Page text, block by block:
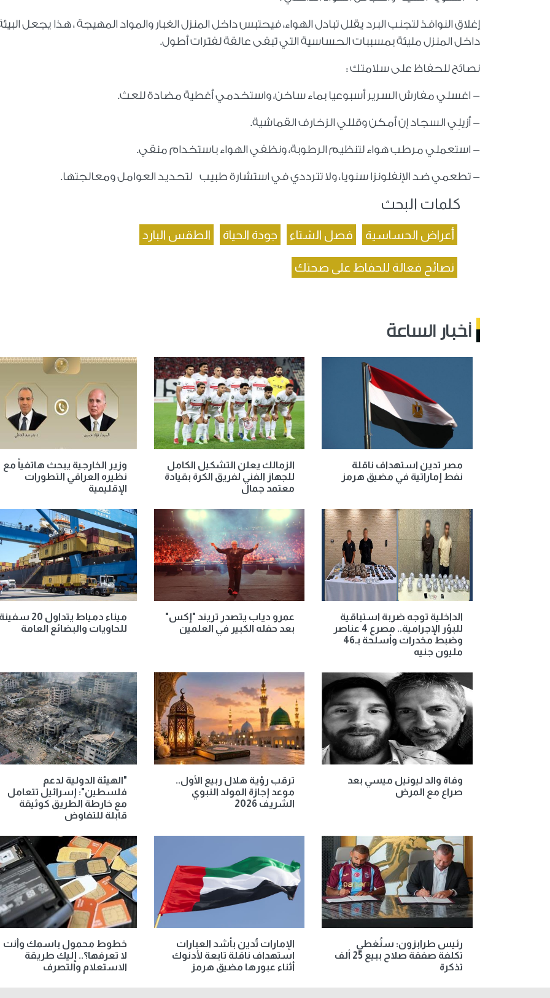
إغلاق النوافذ لتجنب البرد يقلل تبادل الهواء، فيحتبس داخل المنزل الغبار والمواد المهيجة ، هذا يجعل
داخل المنزل مليئة بمسببات الحساسية التي تبقى عالقة لفترات أطول.
نصائح للحفاظ على سلامتك :
- اغسلي مفارش السرير أسبوعيا بماء ساخن، واستخدمي أغطية مضادة للعث.
- أزيلِي السجاد إن أمكن وقللي الزخارف القماشية.
- استعملي مرطب هواء لتنظيم الرطوبة، ونظفي الهواء باستخدام منقي.
- تطعمي ضد الإنفلونزا سنويا، ولا تترددي في استشارة طبيب لتحديد العوامل ومعالجتها.
كلمات البحث
أعراض الحساسية فصل الشتاء جودة الحياة الطقس البارد
نصائح فعالة للحفاظ على صحتك
أخبار الساعة
مصر تدين استهداف ناقلة
نفط إماراتية في مضيق هرمز
الزمالك يعلن التشكيل الكامل
للجهاز الفني لفريق الكرة بقيادة
معتمد جمال
وزير الخارجية يبحث هاتفياً مع
نظيره العراقي التطورات
الإقليمية
الداخلية توجه ضربة استباقية
للبؤر الإجرامية.. مصرع 4 عناصر
وضبط مخدرات وأسلحة بـ46
مليون جنيه
عمرو دياب يتصدر تريند "إكس"
بعد حفله الكبير في العلمين
ميناء دمياط يتداول 20
للحاويات والبضائع العامة
وفاة والد ليونيل ميسي بعد
صراع مع المرض
ترقب رؤية هلال ربيع الأول..
موعد إجازة المولد النبوي
الشريف 2026
"الهيئة الدولية لدعم
فلسطين": إسرائيل تتعامل
مع خارطة الطريق كوثيقة
قابلة للتفاوض
رئيس طرابزون: سنُغطي
تكلفة صفقة صلاح ببيع 25 ألف
تذكرة
الإمارات تُدين بأشد العبارات
استهداف ناقلة تابعة لأدنوك
أثناء عبورها مضيق هرمز
خطوط محمول باسمك وأنت
لا تعرفها؟.. إليك طريقة
الاستعلام والتصرف